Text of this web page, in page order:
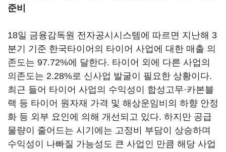
준비
18일 금융감독원 전자공시시스템에 따르면 지난해 3
분기 기준 한국타이어의 타이어 사업에 대한 매출 의
존도는 97.72%에 달한다. 타이어 외에 다른 사업의
의존도는 2.28%로 신사업 발굴이 필요한 상황이다.
최근 들어 타이어 사업의 수익성이 합성고무·카본블
랙 등 타이어 원자재 가격 및 해상운임비의 하향 안정
화 등 외부 요인에 의해 개선되고 있다. 하지만 공급
물량이 줄어드는 시기에는 고정비 부담이 상승하며
수익성이 나빠질 가능성도 큰 사업인 만큼 해당 사업